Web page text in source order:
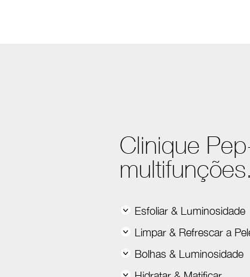
Clinique
multifunções.
Esfoliar & Luminosidade
Limpar & Refrescar a
Bolhas & Luminosidade